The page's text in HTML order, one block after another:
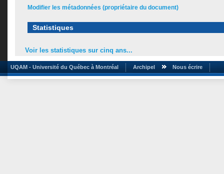
Modifier les métadonnées (propriétaire du document)
Statistiques
Voir les statistiques sur cinq ans...
UQAM - Université du Québec à Montréal Archipel Nous écrire